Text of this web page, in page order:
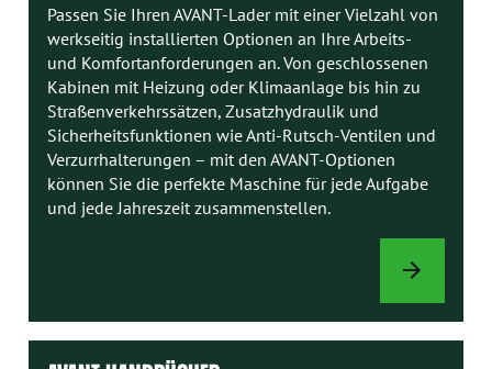
Passen Sie Ihren AVANT-Lader mit einer Vielzahl von
werkseitig installierten Optionen an Ihre Arbeits-
und Komfortanforderungen an. Von geschlossenen
Kabinen mit Heizung oder Klimaanlage bis hin zu
Straßenverkehrssätzen, Zusatzhydraulik und
Sicherheitsfunktionen wie Anti-Rutsch-Ventilen und
Verzurrhalterungen – mit den AVANT-Optionen
können Sie die perfekte Maschine für jede Aufgabe
und jede Jahreszeit zusammenstellen.